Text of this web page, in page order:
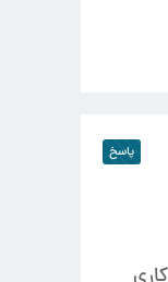
پاسخ